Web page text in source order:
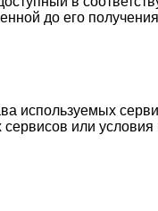
до его
используемых
или условия